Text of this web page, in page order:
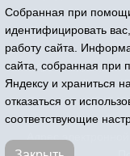
Все права
Адрес редакции:
район, с.
Телефон:
Адрес
Собранная при
идентифицировать
работу сайта.
сайта, собранная при
Яндексу и храниться
отказаться от
соответствующие